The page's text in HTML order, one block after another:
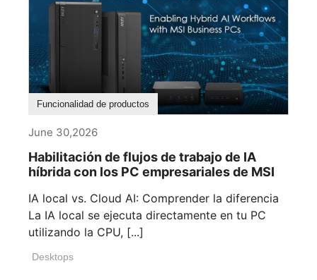
Funcionalidad de productos
June 30,2026
Habilitación de flujos de trabajo de IA
híbrida con los PC empresariales de MSI
IA local vs. Cloud AI: Comprender la diferencia
La IA local se ejecuta directamente en tu PC
utilizando la CPU, [...]
Desktops